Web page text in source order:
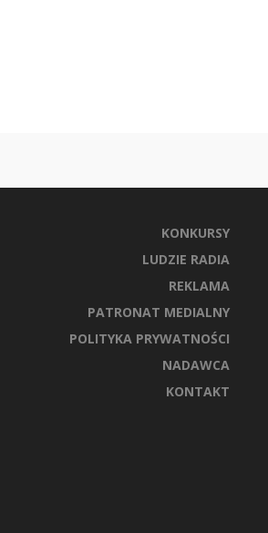
KONKURSY
LUDZIE RADIA
REKLAMA
PATRONAT MEDIALNY
POLITYKA PRYWATNOŚCI
NADAWCA
KONTAKT